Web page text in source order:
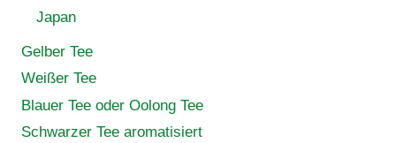
Japan
Gelber Tee
Weißer Tee
Blauer Tee oder Oolong Tee
Schwarzer Tee aromatisiert